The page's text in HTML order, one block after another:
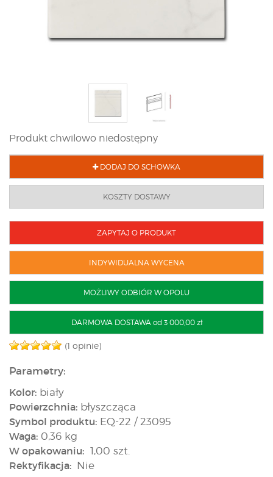
Produkt chwilowo niedostępny
DODAJ DO SCHOWKA
KOSZTY DOSTAWY
ZAPYTAJ O PRODUKT
INDYWIDUALNA WYCENA
MOŻLIWY ODBIÓR W OPOLU
DARMOWA DOSTAWA od 3 000,00 zł
(1 opinie)
Parametry:
Kolor: biały
Powierzchnia: błyszcząca
Symbol produktu: EQ-22 / 23095
Waga: 0,36 kg
W opakowaniu: 1,00 szt.
Rektyfikacja: Nie